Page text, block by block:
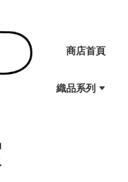
商店首頁
織品系列